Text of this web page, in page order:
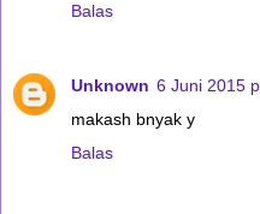
Balas
Unknown 6 Juni 2015
makash bnyak y
Balas